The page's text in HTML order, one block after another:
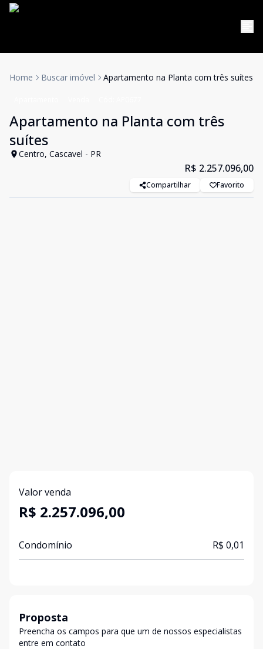
Home Buscar imóvel Apartamento na Planta com três suítes
Apartamento na Planta com três
suítes
Centro, Cascavel - PR
R$ 2.257.096,00
Compartilhar Favorito
Valor venda
R$ 2.257.096,00
Condomínio R$ 0,01
Proposta
Preencha os campos para que um de nossos especialistas
entre em contato